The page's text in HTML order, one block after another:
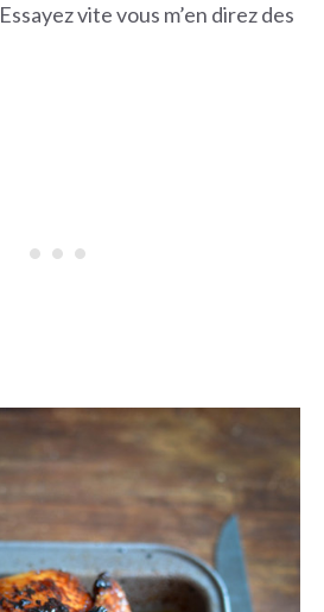
vite vous m’en direz des